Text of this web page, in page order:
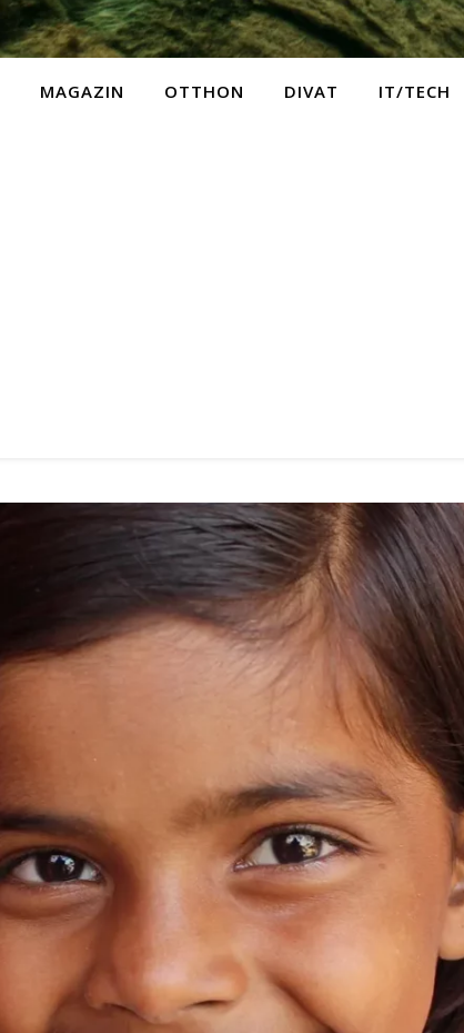
MAGAZIN OTTHON DIVAT IT/TECH